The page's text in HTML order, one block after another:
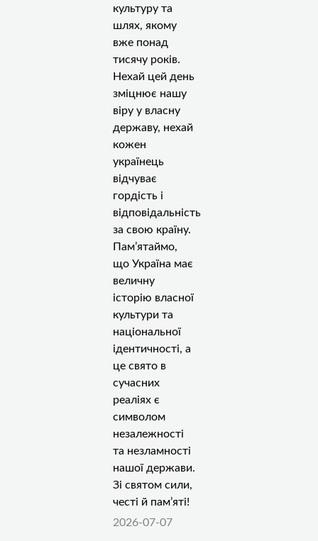
культуру та
шлях, якому
вже понад
тисячу років.
Нехай цей день
зміцнює нашу
віру у власну
державу, нехай
кожен
українець
відчуває
гордість і
відповідальність
за свою країну.
Пам’ятаймо,
що Україна має
величну
історію власної
культури та
національної
ідентичності, а
це свято в
сучасних
реаліях є
символом
незалежності
та незламності
нашої держави.
Зі святом сили,
честі й пам’яті!
2026-07-07